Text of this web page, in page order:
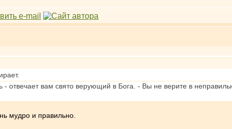
отвечает вам свято верующий в Бога. - Вы не верите в
мудро и правильно.